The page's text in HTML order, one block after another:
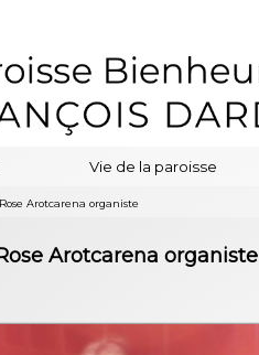
Vie de la paroisse
Arotcarena organiste
Arotcarena organiste